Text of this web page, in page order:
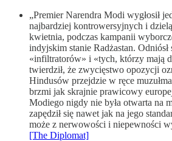
„Premier Narendra Modi wygłosił
najbardziej kontrowersyjnych i
kwietnia, podczas kampanii
indyjskim stanie Radżastan.
«infiltratorów» i «tych, którzy mają
twierdził, że zwycięstwo opozycji
Hindusów przejdzie w ręce
brzmi jak skrajnie prawicowy
Modiego nigdy nie była otwarta na
zapędził się nawet jak na jego
może z nerwowości i niepewności
[The Diplomat]